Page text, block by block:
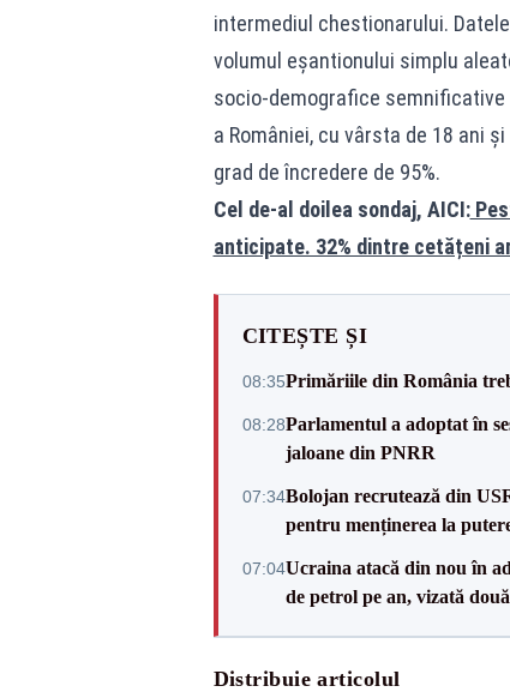
intermediul chestionarului.
volumul eșantionului simplu
socio-demografice
a României, cu vârsta de 18 ani
grad de încredere de 95%.
Cel de-al doilea sondaj, AICI:
anticipate. 32% dintre cetățeni
CITEȘTE ȘI
08:35Primăriile din România
08:28Parlamentul a adoptat în
jaloane din PNRR
07:34Bolojan recrutează din
pentru menținerea la
07:04Ucraina atacă din nou în
de petrol pe an, vizată
Distribuie articolul